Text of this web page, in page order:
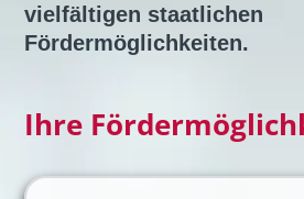
Ihre
vielfältigen staatlichen
Fördermöglichkeiten.